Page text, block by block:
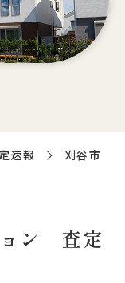
速報
刈谷市
ン 査定